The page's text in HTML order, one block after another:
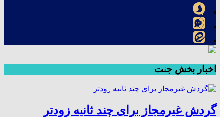
اخبار بخش جنت
گردش غیرمجاز برای چند ثانیه زودتر